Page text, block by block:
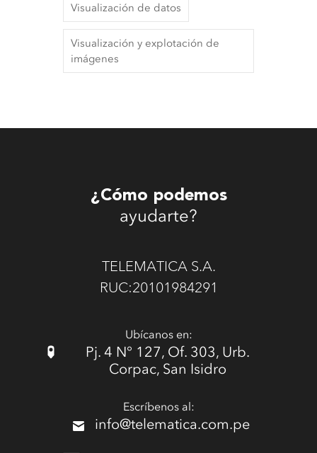
Visualización de datos
Visualización y explotación de
imágenes
¿Cómo podemos
ayudarte?
TELEMATICA S.A.
RUC:20101984291
Ubícanos en:
Pj. 4 N° 127, Of. 303, Urb.
Corpac, San Isidro
Escríbenos al:
info@telematica.com.pe